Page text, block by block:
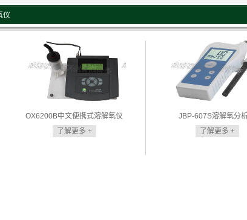
仪
OX6200B中文便携式溶解氧仪
了解更多 +
JBP-607S溶解氧分
了解更多 +